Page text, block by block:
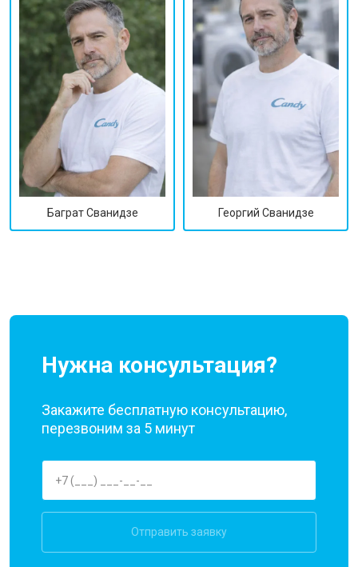
Баграт Сванидзе Георгий Сванидзе
Нужна консультация?
Закажите бесплатную консультацию,
перезвоним за 5 минут
Отправить заявку